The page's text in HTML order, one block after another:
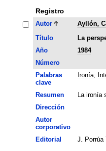
Registro
Autor
Ayllón,
Título
La
Año
1984
Número
Palabras
clave
Ironía;
Resumen
La
Dirección
Autor
corporativo
Editorial
J. Porrúa